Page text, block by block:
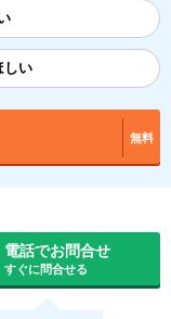
しい
無料
電話でお問合せ
すぐに問合せる